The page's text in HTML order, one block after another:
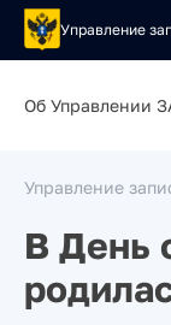
Управление
Об Управлении
Управление
В День